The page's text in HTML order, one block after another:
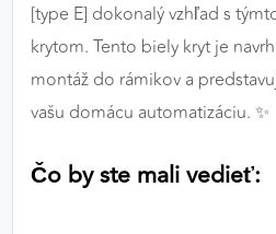
[type E] dokonalý vzhľad s
krytom. Tento biely kryt je
montáž do rámikov a
vašu domácu automatizáciu. ✨
Čo by ste mali vedieť:
správania používateľov
stránkami. Umožňujú nám
zobrazovať cielenú a
našom webe aj v